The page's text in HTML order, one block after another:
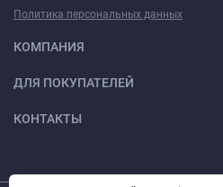
Политика персональных данных
КОМПАНИЯ
ДЛЯ ПОКУПАТЕЛЕЙ
КОНТАКТЫ